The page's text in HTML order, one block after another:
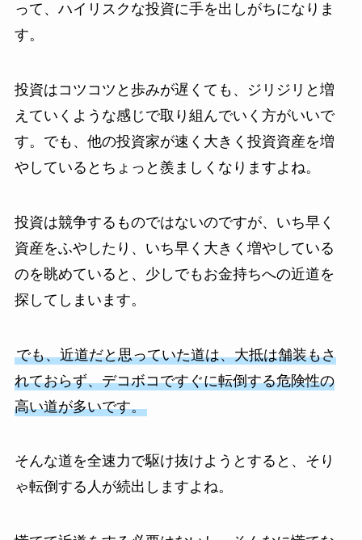
って、ハイリスクな投資に手を出しがちになりま
す。
投資はコツコツと歩みが遅くても、ジリジリと増
えていくような感じで取り組んでいく方がいいで
す。でも、他の投資家が速く大きく投資資産を増
やしているとちょっと羨ましくなりますよね。
投資は競争するものではないのですが、いち早く
資産をふやしたり、いち早く大きく増やしている
のを眺めていると、少しでもお金持ちへの近道を
探してしまいます。
でも、近道だと思っていた道は、大抵は舗装もさ
れておらず、デコボコですぐに転倒する危険性の
高い道が多いです。
そんな道を全速力で駆け抜けようとすると、そり
ゃ転倒する人が続出しますよね。